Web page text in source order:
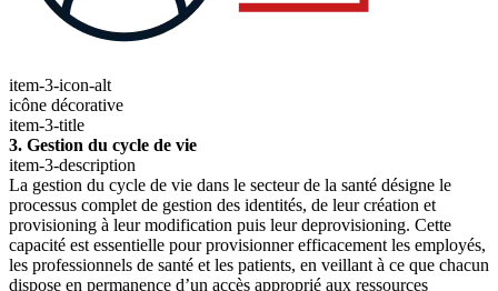
item-3-icon-alt
icône décorative
item-3-title
3. Gestion du cycle de vie
item-3-description
La gestion du cycle de vie dans le secteur de la santé désigne le
processus complet de gestion des identités, de leur création et
provisioning à leur modification puis leur deprovisioning. Cette
capacité est essentielle pour provisionner efficacement les employés,
les professionnels de santé et les patients, en veillant à ce que chacun
dispose en permanence d’un accès approprié aux ressources